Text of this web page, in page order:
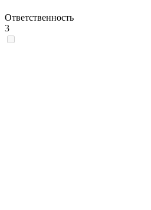
Ответственность
3